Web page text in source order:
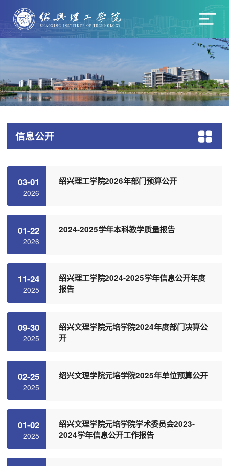
信息公开
03-01
2026
绍兴理工学院2026年部门预算公开
01-22
2026
2024-2025学年本科教学质量报告
11-24
2025
绍兴理工学院2024-2025学年信息公开年度
报告
09-30
2025
绍兴文理学院元培学院2024年度部门决算公
开
02-25
2025
绍兴文理学院元培学院2025年单位预算公开
01-02
2025
绍兴文理学院元培学院学术委员会2023-
2024学年信息公开工作报告